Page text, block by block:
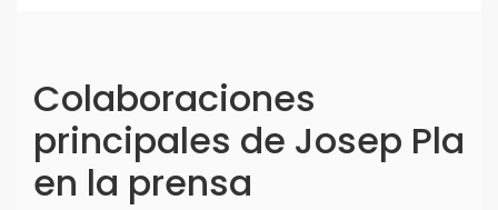
Colaboraciones
principales de Josep Pla
en la prensa